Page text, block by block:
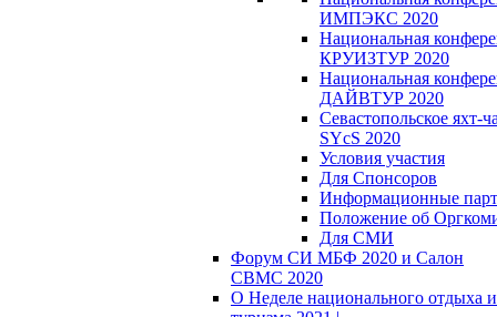
ИМПЭКС 2020
Национальная
КРУИЗТУР 2020
Национальная
ДАЙВТУР 2020
Севастопольское яхт-
SYcS 2020
Условия участия
Для Спонсоров
Информационные
Положение об
Для СМИ
Форум СИ МБФ 2020 и Салон
СВМС 2020
О Неделе национального отдыха и